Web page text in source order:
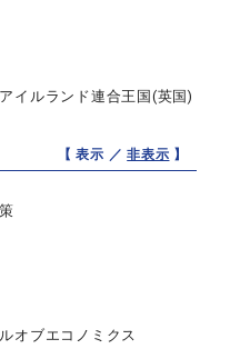
イルランド連合王国(英国)
【 表示 ／非表示 】
オブエコノミクス